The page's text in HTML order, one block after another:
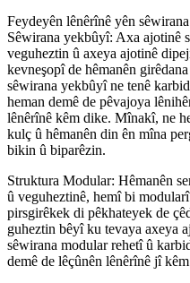
Feydeyên lênêrînê yên
Sêwirana yekbûyî: Axa ajotinê
veguheztin û axeya ajotinê
kevneşopî de hêmanên
sêwirana yekbûyî ne tenê
heman demê de pêvajoya
lênêrînê kêm dike. Mînakî, ne
kulç û hêmanên din ên mîna
bikin û biparêzin.
Struktura Modular: Hêmanên
û veguheztinê, hemî bi
pirsgirêkek di pêkhateyek de
guheztin bêyî ku tevaya axeya
sêwirana modular rehetî û
demê de lêçûnên lênêrînê jî